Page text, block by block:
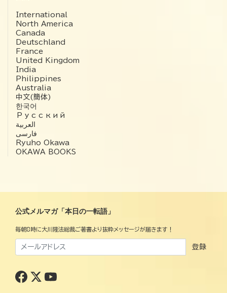
International
North America
Canada
Deutschland
France
United Kingdom
India
Philippines
Australia
中文(簡体)
한국어
Русский
العربية‏
فارسی
Ryuho Okawa
OKAWA BOOKS
公式メルマガ「本日の一転語」
毎朝8時に大川隆法総裁ご著書より抜粋メッセージが届きます！
登録